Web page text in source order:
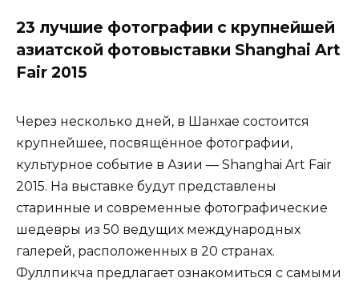
23 лучшие фотографии с крупнейшей
азиатской фотовыставки Shanghai Art
Fair 2015
Через несколько дней, в Шанхае состоится
крупнейшее, посвящённое фотографии,
культурное событие в Азии — Shanghai Art Fair
2015. На выставке будут представлены
старинные и современные фотографические
шедевры из 50 ведущих международных
галерей, расположенных в 20 странах.
Фуллпикча предлагает ознакомиться с самыми